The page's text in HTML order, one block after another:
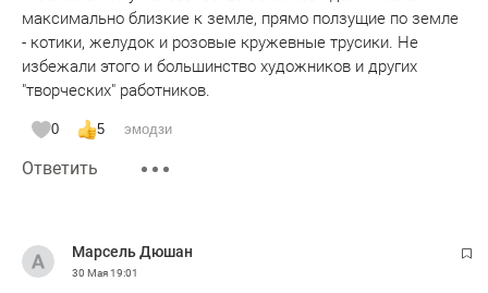
максимально близкие к земле, прямо ползущие по земле
- котики, желудок и розовые кружевные трусики. Не
избежали этого и большинство художников и других
"творческих" работников.
0 5 эмодзи
Ответить
Марсель Дюшан
30 Мая19:01